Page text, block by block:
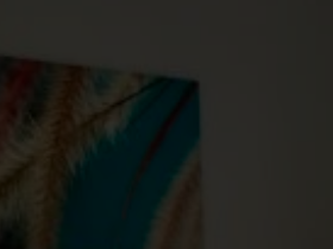
Jobs
Kontakt